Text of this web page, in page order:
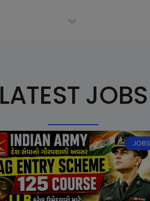
LATEST JOBS
JOBS